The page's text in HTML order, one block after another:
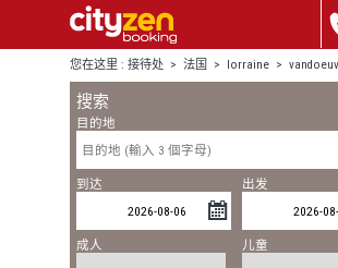
您在这里 : 接待处 > 法国 > lorraine >
搜索
目的地
到达 出发
成人 儿童